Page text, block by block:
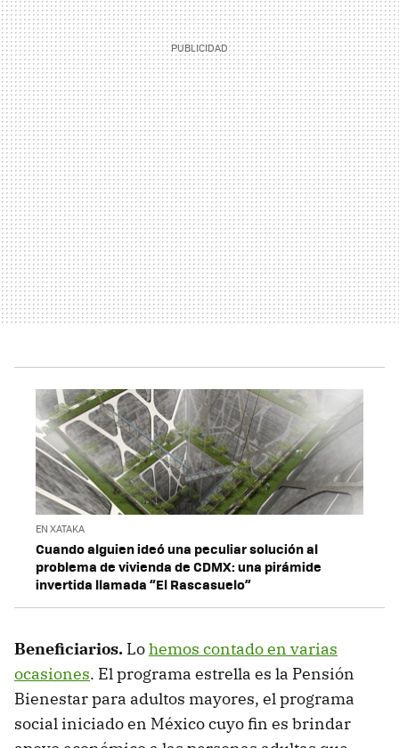
EN XATAKA
Cuando alguien ideó una peculiar solución al
problema de vivienda de CDMX: una pirámide
invertida llamada “El Rascasuelo”
Beneficiarios. Lohemos contado en varias
ocasiones. El programa estrella es la Pensión
Bienestar para adultos mayores, el programa
social iniciado en México cuyo fin es brindar